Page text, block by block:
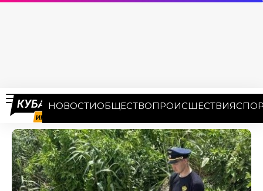
НОВОСТИОБЩЕСТВОПРОИСШЕСТВИЯ